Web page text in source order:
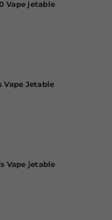
Vape jetable
Vape Jetable
Vape jetable